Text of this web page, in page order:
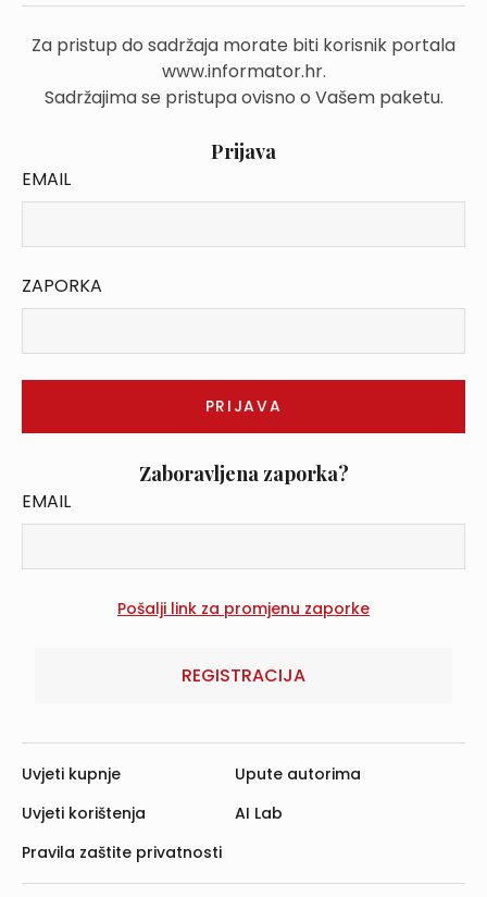
Za pristup do sadržaja morate biti korisnik portala
www.informator.hr.
Sadržajima se pristupa ovisno o Vašem paketu.
Prijava
EMAIL
ZAPORKA
Zaboravljena zaporka?
EMAIL
REGISTRACIJA
Uvjeti kupnje
Uvjeti korištenja
Pravila zaštite privatnosti
Upute autorima
AI Lab